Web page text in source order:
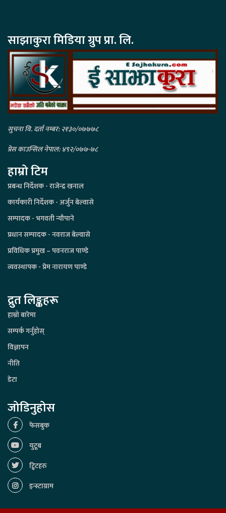
साझाकुरा मिडिया ग्रुप प्रा. लि.
सुचना वि. दर्ता नम्बर: २१३०/०७७७८
प्रेस काउन्सिल नेपाल: ४९२/०७७-७८
हाम्रो टिम
प्रबन्ध निर्देशक - राजेन्द्र खनाल
कार्यकारी निर्देशक - अर्जुन बेल्वासे
सम्पादक - भगवती न्यौपाने
प्रधान सम्पादक - नवराज बेल्वासे
प्रविधिक प्रमुख – पवनराज पाण्डे
व्यवस्थापक - प्रेम नारायण पाण्डे
द्रुत लिङ्कहरू
हाम्रो बारेमा
सम्पर्क गर्नुहोस्
विज्ञापन
नीति
डेटा
जोडिनुहोस
फेसबुक
युटूब
ट्विटहरु
इन्स्टाग्राम